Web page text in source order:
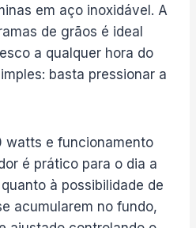
em aço inoxidável. A
de grãos é ideal
a qualquer hora do
basta pressionar a
watts e funcionamento
é prático para o dia a
à possibilidade de
acumularem no fundo,